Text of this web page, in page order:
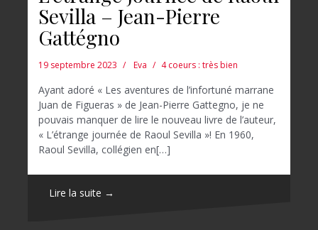
Sevilla – Jean-Pierre
Gattégno
19 septembre 2023 Eva 4 coeurs : très bien
Ayant adoré « Les aventures de l’infortuné marrane
Juan de Figueras » de Jean-Pierre Gattegno, je ne
pouvais manquer de lire le nouveau livre de l’auteur,
« L’étrange journée de Raoul Sevilla »! En 1960,
Raoul Sevilla, collégien en[…]
Lire la suite →